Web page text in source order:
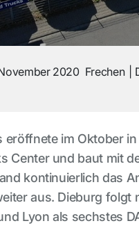
2020 Frechen
eröffnete im Oktober
Center und baut mit
kontinuierlich das
aus. Dieburg folgt
Lyon als sechstes